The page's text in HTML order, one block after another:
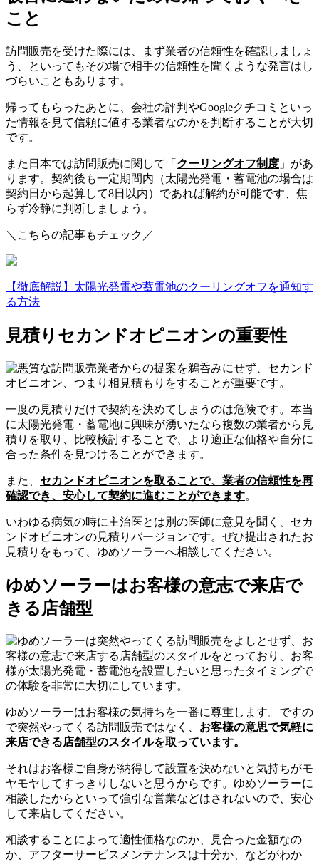
こと
訪問販売を受けた際には、まず業者の信頼性を確認しましょ
う、といってもその場で相手の信頼性を聞くような発言はし
づらいこともあります。
帰ってもらったあとに、会社の評判やGoogleクチコミといっ
た情報を見て信頼に値する業者なのかを判断することが大切
です。
また日本では訪問販売に関して「 クーリングオフ制度 」があ
ります。契約後も一定期間内（太陽光発電・蓄電池の場合は
契約日から起算して8日以内）であれば解約が可能です、焦
らず冷静に判断しましょう。
＼こちらの記事もチェック／
【徹底解説】太陽光発電や蓄電池のクーリングオフを通知す
る方法
見積りセカンドオピニオンの重要性
一度の見積りだけで契約を決めてしまうのは危険です。本当
に太陽光発電・蓄電地に興味が湧いたなら複数の業者から見
積りを取り、比較検討することで、より適正な価格や自分に
合った条件を見つけることができます。
また、 セカンドオピニオンを取ることで、業者の信頼性を再
確認でき、安心して契約に進むことができます。
いわゆる病気の時に主治医とは別の医師に意見を聞く、セカ
ンドオピニオンの見積りバージョンです。ぜひ提出されたお
見積りをもって、ゆめソーラーへ相談してください。
ゆめソーラーはお客様の意志で来店で
きる店舗型
ゆめソーラーはお客様の気持ちを一番に尊重します。ですの
で突然やってくる訪問販売ではなく、 お客様の意思で気軽に
来店できる店舗型のスタイルを取っています。
それはお客様ご自身が納得して設置を決めないと気持ちがモ
ヤモヤしてすっきりしないと思うからです。ゆめソーラーに
相談したからといって強引な営業などはされないので、安心
して来店してください。
相談することによって適性価格なのか、見合った金額なの
か、アフターサービスメンテナンスは十分か、などがわか